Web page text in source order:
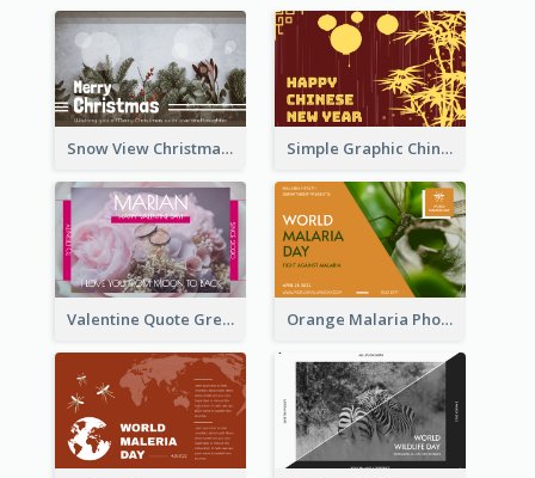
Snow View Christmas Card With Simple Design Simple Graphic Chinese New Year In Red And Yellow
Valentine Quote Greeting Card Orange Malaria Photo World Malaria Day Greeting Card